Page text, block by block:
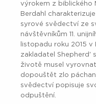
výrokem z biblického
Berdahl
syrové svědectví ze
návštěvníkům 11.
listopadu roku 2015 v
zakladatel Shepherd'
životě musel
dopouštět zlo
svědectví popisuje
odpuštění.